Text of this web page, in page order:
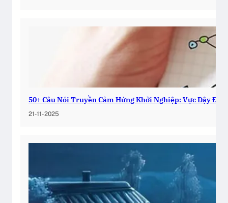
50+ Câu Nói Truyền Cảm Hứng Khởi Nghiệp: Vực Dậy
21-11-2025